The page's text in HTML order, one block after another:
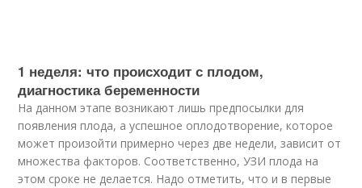
1 неделя: что происходит с плодом,
диагностика беременности
На данном этапе возникают лишь предпосылки для
появления плода, а успешное оплодотворение, которое
может произойти примерно через две недели, зависит от
множества факторов. Соответственно, УЗИ плода на
этом сроке не делается. Надо отметить, что и в первые